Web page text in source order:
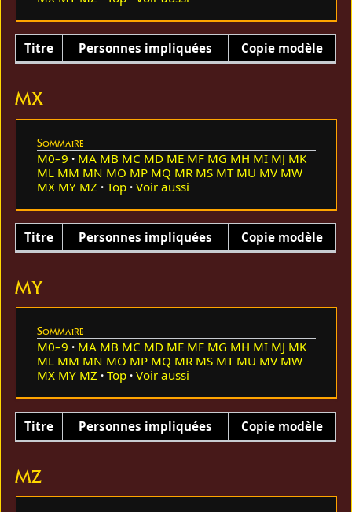
Titre Personnes impliquées Copie modèle
MX
Sommaire
M0–9 MA MB MC MD ME MF MG MH MI MJ MK
ML MM MN MO MP MQ MR MS MT MU MV MW
MX MY MZ Top Voir aussi
Titre Personnes impliquées Copie modèle
MY
Sommaire
M0–9 MA MB MC MD ME MF MG MH MI MJ MK
ML MM MN MO MP MQ MR MS MT MU MV MW
MX MY MZ Top Voir aussi
Titre Personnes impliquées Copie modèle
MZ